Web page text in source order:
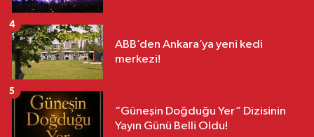
ABB’den Ankara’ya yeni kedi
merkezi!
4
“Güneşin Doğduğu Yer” Dizisinin
Yayın Günü Belli Oldu!
5